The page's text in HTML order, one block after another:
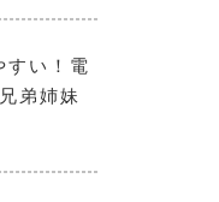
すい！電
弟姉妹